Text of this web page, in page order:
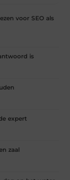
voor SEO als
is
expert
zaal